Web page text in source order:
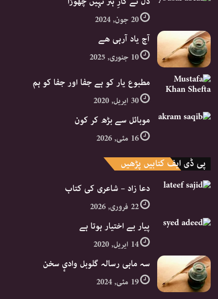
20 جون, 2024
آج یاد آرہی ھے
10 جنوری, 2025
مطبوع یار کو ہے جفا اور جفا کو ہم
30 اپریل, 2020
موبائل سے بڑھ کر کون
16 مئی, 2026
پی ڈی ایف کتابیں پڑھیں
دعا زاد – شاعری کی کتاب
22 فروری, 2026
پیار بے اختیار ہوتا ہے
14 اپریل, 2020
سہ ماہی رسالہ گلوبل وادیٕ سخن
19 مئی, 2024